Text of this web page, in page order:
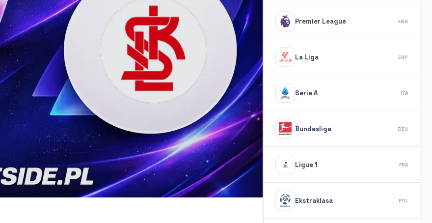
Premier League ENG
La Liga ESP
Serie A ITA
Bundesliga DEU
Ligue 1 FRA
Ekstraklasa POL